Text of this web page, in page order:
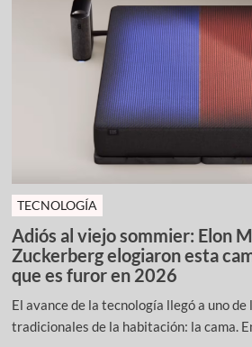
TECNOLOGÍA
Adiós al viejo sommier: Elon
Zuckerberg elogiaron esta
que es furor en 2026
El avance de la tecnología llegó a uno de
tradicionales de la habitación: la cama.